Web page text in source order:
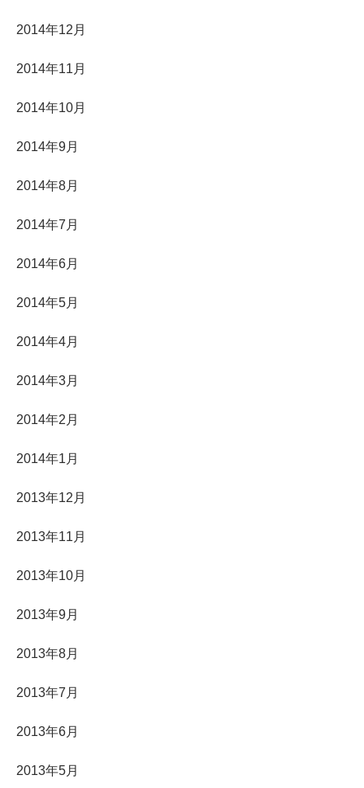
2014年12月
2014年11月
2014年10月
2014年9月
2014年8月
2014年7月
2014年6月
2014年5月
2014年4月
2014年3月
2014年2月
2014年1月
2013年12月
2013年11月
2013年10月
2013年9月
2013年8月
2013年7月
2013年6月
2013年5月